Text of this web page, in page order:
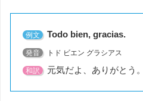
例文 Todo bien, gracias.
発音 トド ビエン グラシアス
和訳 元気だよ、ありがとう。